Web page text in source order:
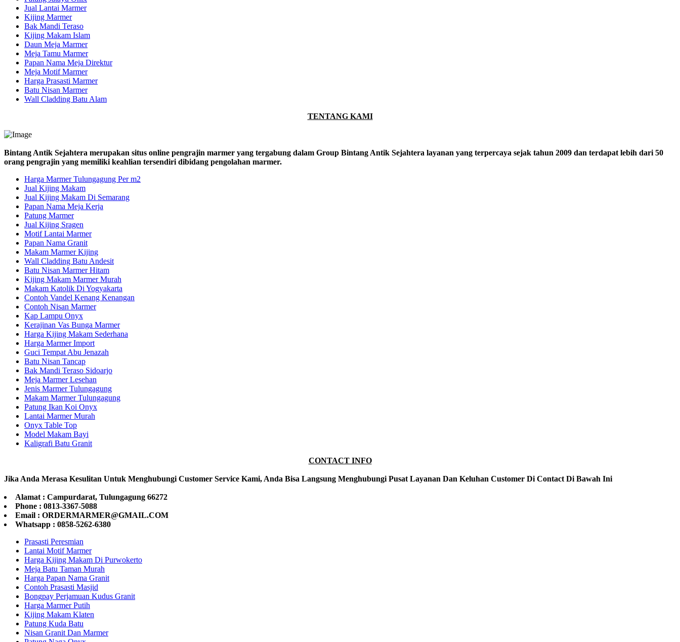
Jual Lantai Marmer
Kijing Marmer
Bak Mandi Teraso
Kijing Makam Islam
Daun Meja Marmer
Meja Tamu Marmer
Papan Nama Meja Direktur
Meja Motif Marmer
Harga Prasasti Marmer
Batu Nisan Marmer
Wall Cladding Batu Alam
TENTANG KAMI
Bintang Antik Sejahtera merupakan situs online pengrajin marmer yang tergabung dalam Group Bintang Antik Sejahtera layanan yang terpercaya sejak tahun 2009 dan terdapat lebih dari 50
orang pengrajin yang memiliki keahlian tersendiri dibidang pengolahan marmer.
Harga Marmer Tulungagung Per m2
Jual Kijing Makam
Jual Kijing Makam Di Semarang
Papan Nama Meja Kerja
Patung Marmer
Jual Kijing Sragen
Motif Lantai Marmer
Papan Nama Granit
Makam Marmer Kijing
Wall Cladding Batu Andesit
Batu Nisan Marmer Hitam
Kijing Makam Marmer Murah
Makam Katolik Di Yogyakarta
Contoh Vandel Kenang Kenangan
Contoh Nisan Marmer
Kap Lampu Onyx
Kerajinan Vas Bunga Marmer
Harga Kijing Makam Sederhana
Harga Marmer Import
Guci Tempat Abu Jenazah
Batu Nisan Tancap
Bak Mandi Teraso Sidoarjo
Meja Marmer Lesehan
Jenis Marmer Tulungagung
Makam Marmer Tulungagung
Patung Ikan Koi Onyx
Lantai Marmer Murah
Onyx Table Top
Model Makam Bayi
Kaligrafi Batu Granit
CONTACT INFO
Jika Anda Merasa Kesulitan Untuk Menghubungi Customer Service Kami, Anda Bisa Langsung Menghubungi Pusat Layanan Dan Keluhan Customer Di Contact Di Bawah Ini
Alamat : Campurdarat, Tulungagung 66272
Phone : 0813-3367-5088
Email : ORDERMARMER@GMAIL.COM
Whatsapp : 0858-5262-6380
Prasasti Peresmian
Lantai Motif Marmer
Harga Kijing Makam Di Purwokerto
Meja Batu Taman Murah
Harga Papan Nama Granit
Contoh Prasasti Masjid
Bongpay Perjamuan Kudus Granit
Harga Marmer Putih
Kijing Makam Klaten
Patung Kuda Batu
Nisan Granit Dan Marmer